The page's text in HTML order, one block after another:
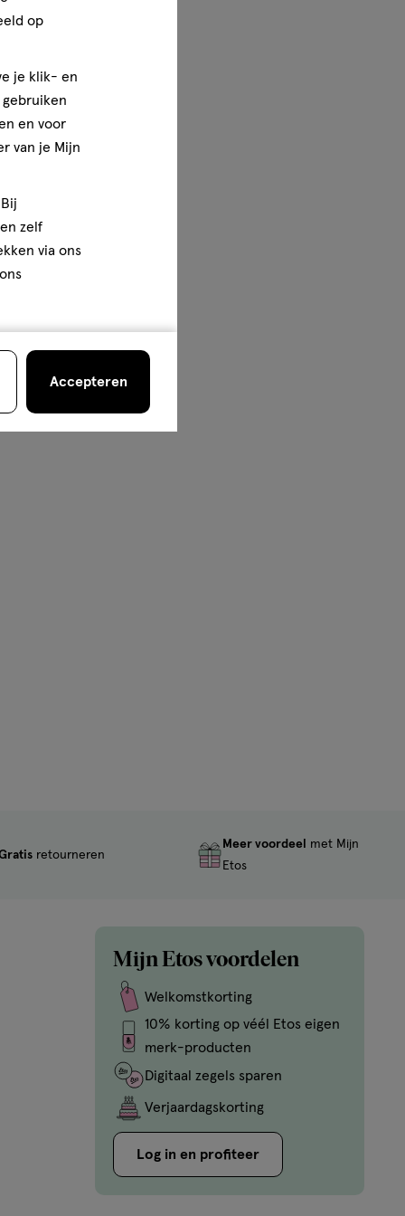
retourneren
Meer voordeel
met Mijn
Etos
Mijn Etos voordelen
Welkomstkorting
10% korting op véél Etos eigen
merk-producten
Digitaal zegels sparen
Verjaardagskorting
Log in en profiteer
op
je klik- en
en voor
van je Mijn
zelf
via ons
Accepteren